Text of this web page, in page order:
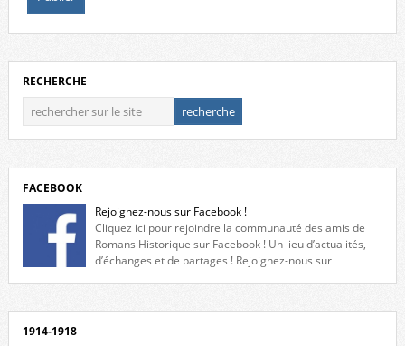
RECHERCHE
FACEBOOK
Rejoignez-nous sur Facebook !
Cliquez ici pour rejoindre la communauté des amis de
Romans Historique sur Facebook ! Un lieu d’actualités,
d’échanges et de partages ! Rejoignez-nous sur
1914-1918